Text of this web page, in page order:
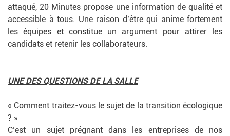
attaqué, 20 Minutes propose une information de qualité et
accessible à tous. Une raison d’être qui anime fortement
les équipes et constitue un argument pour attirer les
candidats et retenir les collaborateurs.
UNE DES QUESTIONS DE LA SALLE
« Comment traitez-vous le sujet de la transition écologique
? »
C’est un sujet prégnant dans les entreprises de nos